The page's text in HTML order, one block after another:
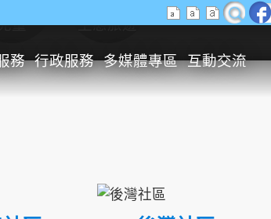
務 行政服務 多媒體專區 互動交流
童 生態旅遊